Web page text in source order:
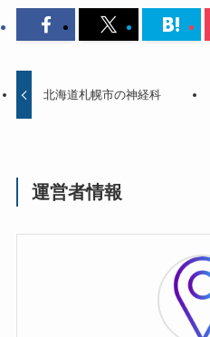
北海道札幌市の神経科
運営者情報